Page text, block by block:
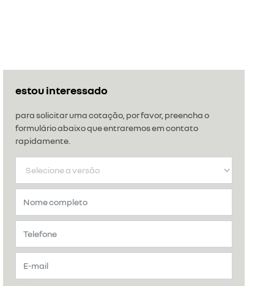
estou interessado
para solicitar uma cotação, por favor, preencha o
formulário abaixo que entraremos em contato
rapidamente.